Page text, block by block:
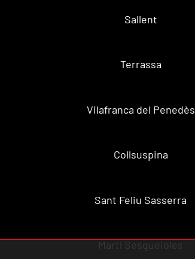
Sallent
Terrassa
Vilafranca del Penedès
Collsuspina
Sant Feliu Sasserra
Martí Sesgueioles